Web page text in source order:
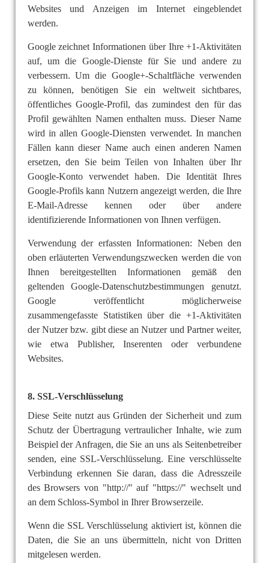
Websites und Anzeigen im Internet eingeblendet
werden.
Google zeichnet Informationen über Ihre +1-Aktivitäten
auf, um die Google-Dienste für Sie und andere zu
verbessern. Um die Google+-Schaltfläche verwenden
zu können, benötigen Sie ein weltweit sichtbares,
öffentliches Google-Profil, das zumindest den für das
Profil gewählten Namen enthalten muss. Dieser Name
wird in allen Google-Diensten verwendet. In manchen
Fällen kann dieser Name auch einen anderen Namen
ersetzen, den Sie beim Teilen von Inhalten über Ihr
Google-Konto verwendet haben. Die Identität Ihres
Google-Profils kann Nutzern angezeigt werden, die Ihre
E-Mail-Adresse kennen oder über andere
identifizierende Informationen von Ihnen verfügen.
Verwendung der erfassten Informationen: Neben den
oben erläuterten Verwendungszwecken werden die von
Ihnen bereitgestellten Informationen gemäß den
geltenden Google-Datenschutzbestimmungen genutzt.
Google veröffentlicht möglicherweise
zusammengefasste Statistiken über die +1-Aktivitäten
der Nutzer bzw. gibt diese an Nutzer und Partner weiter,
wie etwa Publisher, Inserenten oder verbundene
Websites.
8. SSL-Verschlüsselung
Diese Seite nutzt aus Gründen der Sicherheit und zum
Schutz der Übertragung vertraulicher Inhalte, wie zum
Beispiel der Anfragen, die Sie an uns als Seitenbetreiber
senden, eine SSL-Verschlüsselung. Eine verschlüsselte
Verbindung erkennen Sie daran, dass die Adresszeile
des Browsers von "http://" auf "https://" wechselt und
an dem Schloss-Symbol in Ihrer Browserzeile.
Wenn die SSL Verschlüsselung aktiviert ist, können die
Daten, die Sie an uns übermitteln, nicht von Dritten
mitgelesen werden.